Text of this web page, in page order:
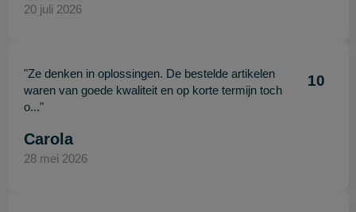
20 juli 2026
"Ze denken in oplossingen. De bestelde artikelen
waren van goede kwaliteit en op korte termijn toch
o..."
10
Carola
28 mei 2026